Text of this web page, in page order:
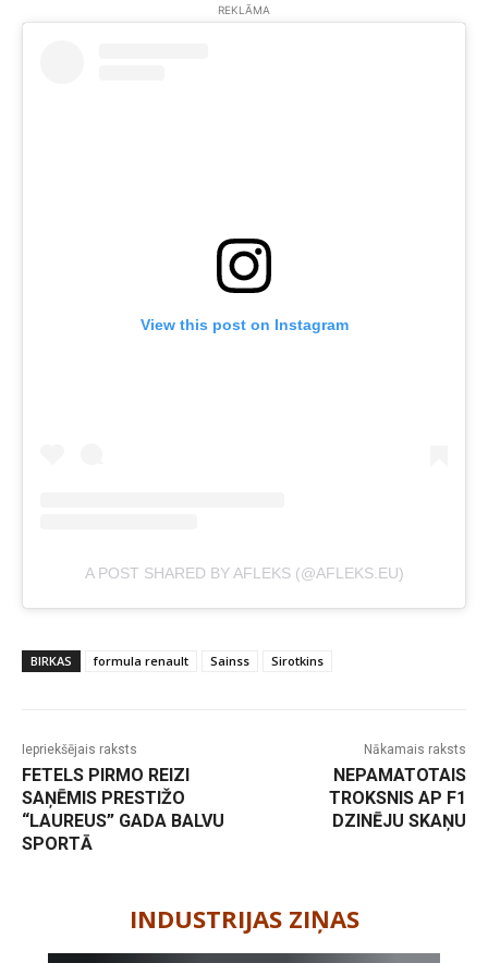
REKLĀMA
View this post on Instagram
A POST SHARED BY AFLEKS (@AFLEKS.EU)
BIRKAS formula renault Sainss Sirotkins
Iepriekšējais raksts
FETELS PIRMO REIZI
SAŅĒMIS PRESTIŽO
“LAUREUS” GADA BALVU
SPORTĀ
Nākamais raksts
NEPAMATOTAIS
TROKSNIS AP F1
DZINĒJU SKAŅU
INDUSTRIJAS ZIŅAS